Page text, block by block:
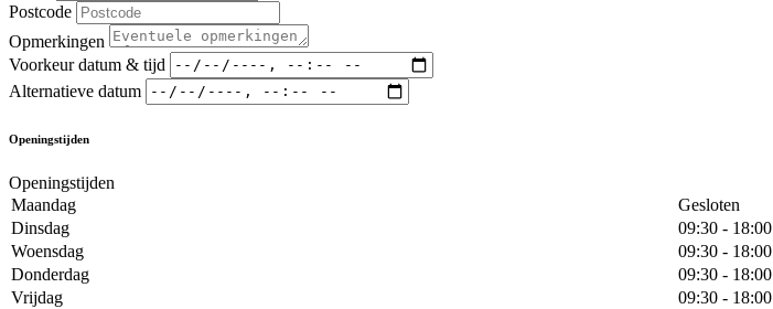
Postcode
Opmerkingen
Voorkeur datum & tijd
Alternatieve datum
Openingstijden
Openingstijden
Maandag
Gesloten
Dinsdag
09:30 - 18:00
Woensdag
09:30 - 18:00
Donderdag
09:30 - 18:00
Vrijdag
09:30 - 18:00